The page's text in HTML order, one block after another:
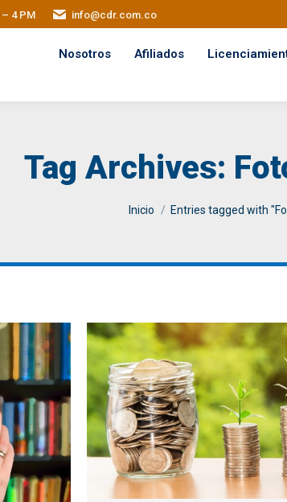
4 PM info@cdr.com.co
Nosotros Afiliados
Tag Archives:
You are here:
Inicio Entries tagged with